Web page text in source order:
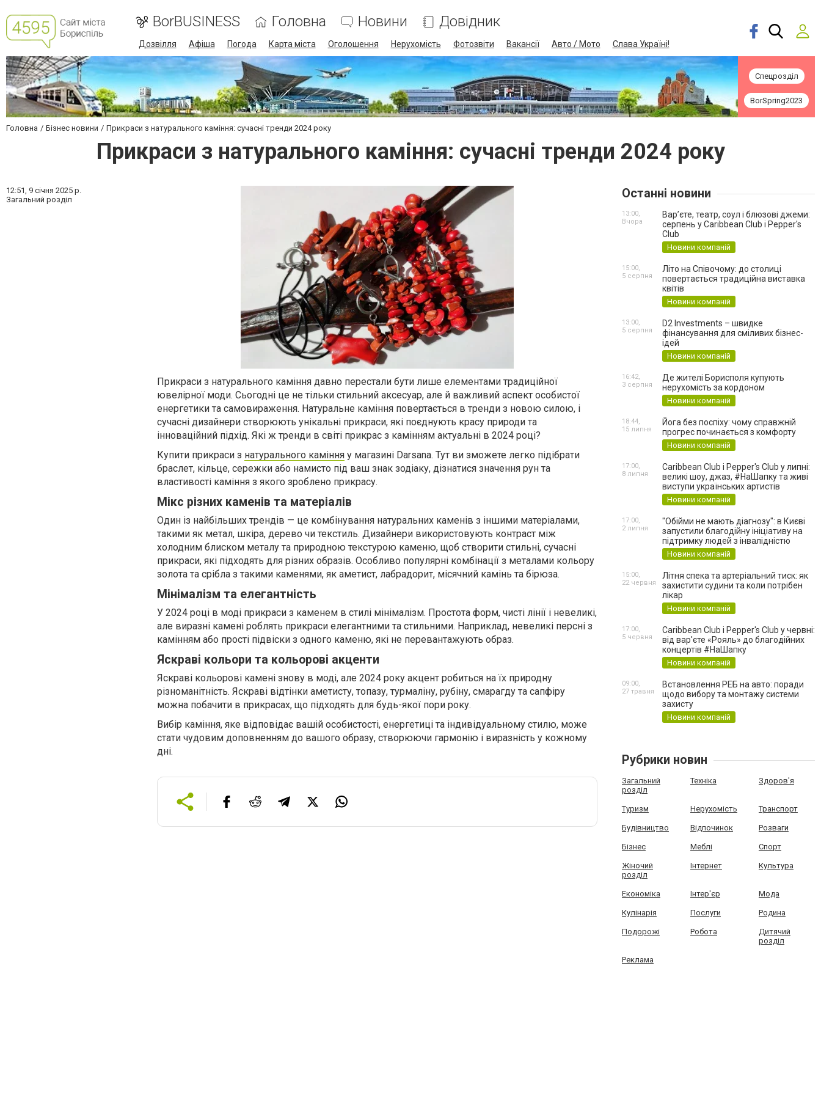
BorBUSINESS Головна Новини Довідник
Дозвілля Афіша Погода Карта міста Оголошення Нерухомість Фотозвіти Вакансії Авто / Мото Слава Україні!
Спецрозділ
BorSpring2023
Головна Бізнес новини Прикраси з натурального каміння: сучасні тренди 2024 року
Прикраси з натурального каміння: сучасні тренди 2024 року
12:51, 9 січня 2025 р.
Загальний розділ
Прикраси з натурального каміння давно перестали бути лише елементами традиційної
ювелірної моди. Сьогодні це не тільки стильний аксесуар, але й важливий аспект особистої
енергетики та самовираження. Натуральне каміння повертається в тренди з новою силою, і
сучасні дизайнери створюють унікальні прикраси, які поєднують красу природи та
інноваційний підхід. Які ж тренди в світі прикрас з камінням актуальні в 2024 році?
Купити прикраси з натурального каміння у магазині Darsana. Тут ви зможете легко підібрати
браслет, кільце, сережки або намисто під ваш знак зодіаку, дізнатися значення рун та
властивості каміння з якого зроблено прикрасу.
Мікс різних каменів та матеріалів
Один із найбільших трендів — це комбінування натуральних каменів з іншими матеріалами,
такими як метал, шкіра, дерево чи текстиль. Дизайнери використовують контраст між
холодним блиском металу та природною текстурою каменю, щоб створити стильні, сучасні
прикраси, які підходять для різних образів. Особливо популярні комбінації з металами кольору
золота та срібла з такими каменями, як аметист, лабрадорит, місячний камінь та бірюза.
Мінімалізм та елегантність
У 2024 році в моді прикраси з каменем в стилі мінімалізм. Простота форм, чисті лінії і невеликі,
але виразні камені роблять прикраси елегантними та стильними. Наприклад, невеликі персні з
камінням або прості підвіски з одного каменю, які не перевантажують образ.
Яскраві кольори та кольорові акценти
Яскраві кольорові камені знову в моді, але 2024 року акцент робиться на їх природну
різноманітність. Яскраві відтінки аметисту, топазу, турмаліну, рубіну, смарагду та сапфіру
можна побачити в прикрасах, що підходять для будь-якої пори року.
Вибір каміння, яке відповідає вашій особистості, енергетиці та індивідуальному стилю, може
стати чудовим доповненням до вашого образу, створюючи гармонію і виразність у кожному
дні.
Останні новини
Вар’єте, театр, соул і блюзові джеми:
серпень у Caribbean Club і Pepper's
Club
Новини компаній
13:00,
Вчора
Літо на Співочому: до столиці
повертається традиційна виставка
квітів
Новини компаній
15:00,
5 серпня
D2 Investments – швидке
фінансування для сміливих бізнес-
ідей
Новини компаній
13:00,
5 серпня
Де жителі Борисполя купують
нерухомість за кордоном
Новини компаній
16:42,
3 серпня
Йога без поспіху: чому справжній
прогрес починається з комфорту
Новини компаній
18:44,
15 липня
Caribbean Club і Pepper's Club у липні:
великі шоу, джаз, #НаШапку та живі
виступи українських артистів
Новини компаній
17:00,
8 липня
"Обійми не мають діагнозу": в Києві
запустили благодійну ініціативу на
підтримку людей з інвалідністю
Новини компаній
17:00,
2 липня
Літня спека та артеріальний тиск: як
захистити судини та коли потрібен
лікар
Новини компаній
15:00,
22 червня
Caribbean Club і Pepper's Club у червні:
від вар'єте «Рояль» до благодійних
концертів #НаШапку
Новини компаній
17:00,
5 червня
Встановлення РЕБ на авто: поради
щодо вибору та монтажу системи
захисту
Новини компаній
09:00,
27 травня
Рубрики новин
Загальний
розділ
Техніка Здоров'я
Туризм Нерухомість Транспорт
Будівництво Відпочинок Розваги
Бізнес Меблі Спорт
Жіночий
розділ
Інтернет Культура
Економіка Інтер'єр Мода
Кулінарія Послуги Родина
Подорожі Робота
Дитячий
розділ
Реклама